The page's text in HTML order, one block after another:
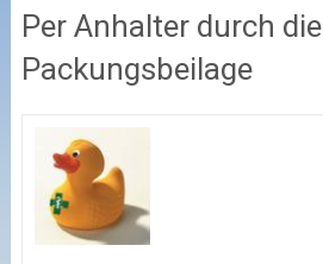
Per Anhalter durch die
Packungsbeilage